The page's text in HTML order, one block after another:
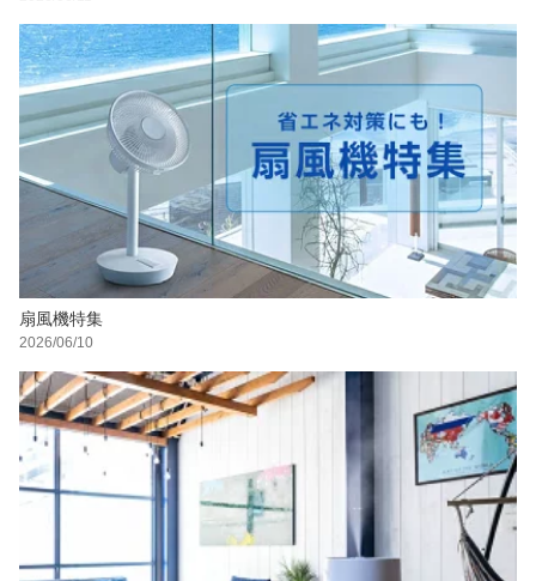
扇風機特集
2026/06/10